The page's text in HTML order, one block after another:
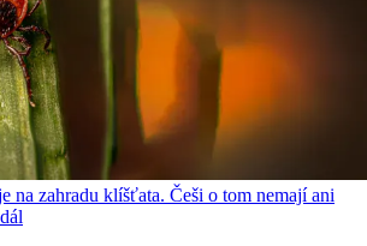
na zahradu klíšťata. Češi o tom nemají ani